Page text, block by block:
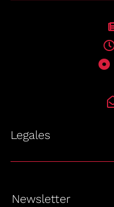
Legales
Newsletter